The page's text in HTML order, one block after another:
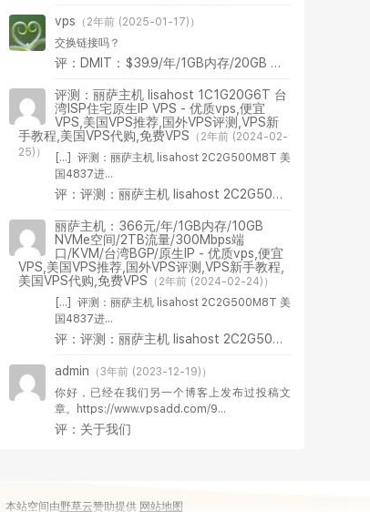
vps （2年前 (2025-01-17)）
交换链接吗？
评：DMIT：$39.9/年/1GB内存/20GB SSD空间/1TB流量/1Gbps端口/KVM/洛杉矶CMIN2/洛杉矶CN2 GIA/香港CN2 GIA
评测：丽萨主机 lisahost 1C1G20G6T 台
湾ISP住宅原生IP VPS - 优质vps,便宜
VPS,美国VPS推荐,国外VPS评测,VPS新
手教程,美国VPS代购,免费VPS （2年前 (2024-02-
25)）
[…] 评测：丽萨主机 lisahost 2C2G500M8T 美
国4837进...
评：评测：丽萨主机 lisahost 2C2G500M8T 美国4837进阶版VPS
丽萨主机：366元/年/1GB内存/10GB
NVMe空间/2TB流量/300Mbps端
口/KVM/台湾BGP/原生IP - 优质vps,便宜
VPS,美国VPS推荐,国外VPS评测,VPS新手教程,
美国VPS代购,免费VPS （2年前 (2024-02-24)）
[…] 评测：丽萨主机 lisahost 2C2G500M8T 美
国4837进...
评：评测：丽萨主机 lisahost 2C2G500M8T 美国4837进阶版VPS
admin （3年前 (2023-12-19)）
你好，已经在我们另一个博客上发布过投稿文
章。https://www.vpsadd.com/9...
评：关于我们
本站空间由野草云赞助提供 网站地图